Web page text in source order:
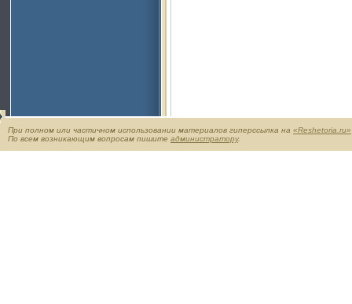
При полном или частичном использовании материалов гиперссылка на «Reshetoria.ru»
По всем возникающим вопросам пишите администратору.